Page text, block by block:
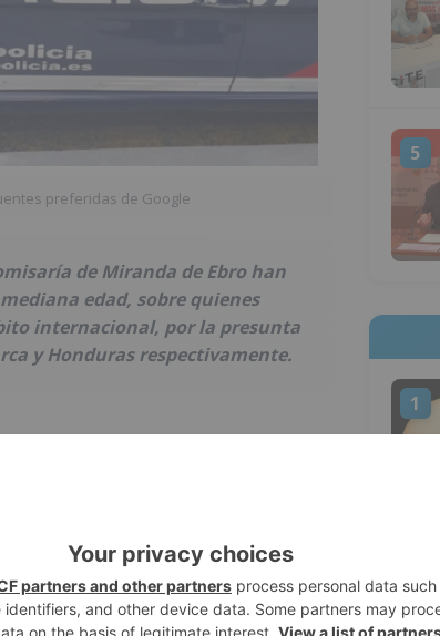
preferidas de Google
de Miranda de Ebro han
edad, sobre quienes
internacional, por la presunta
y Honduras respectivamente.
5
1
2